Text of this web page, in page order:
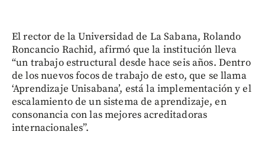
El rector de la Universidad de La Sabana, Rolando
Roncancio Rachid, afirmó que la institución lleva
“un trabajo estructural desde hace seis años. Dentro
de los nuevos focos de trabajo de esto, que se llama
‘Aprendizaje Unisabana’, está la implementación y el
escalamiento de un sistema de aprendizaje, en
consonancia con las mejores acreditadoras
internacionales”.